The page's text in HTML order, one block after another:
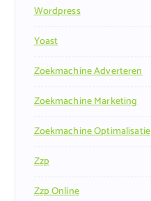
Wordpress
Yoast
Zoekmachine Adverteren
Zoekmachine Marketing
Zoekmachine Optimalisatie
Zzp
Zzp Online